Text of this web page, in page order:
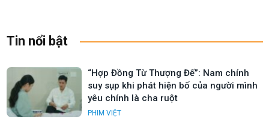
Tin nổi bật
“Hợp Đồng Từ Thượng Đế”: Nam chính
suy sụp khi phát hiện bố của người mình
yêu chính là cha ruột
PHIM VIỆT